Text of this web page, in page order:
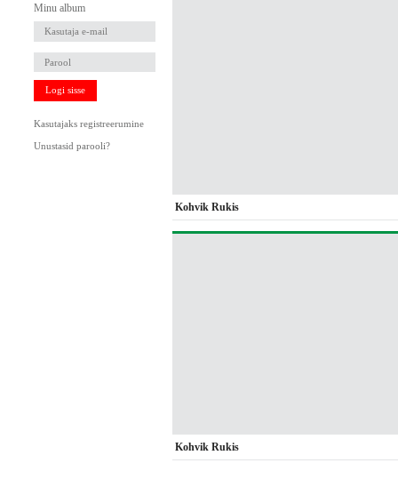
Minu album
Logi sisse
Kasutajaks registreerumine
Unustasid parooli?
Kohvik Rukis
Kohvik Rukis